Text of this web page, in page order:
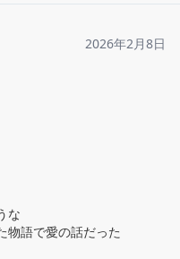
2026年2月8日
な
物語で愛の話だった